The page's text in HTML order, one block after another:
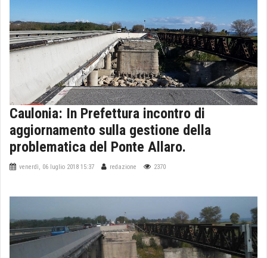
Caulonia: In Prefettura incontro di
aggiornamento sulla gestione della
problematica del Ponte Allaro.
venerdì, 06 luglio 2018 15:37 redazione 2370